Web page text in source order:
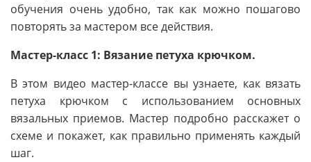
обучения очень удобно, так как можно пошагово
повторять за мастером все действия.
Мастер-класс 1: Вязание петуха крючком.
В этом видео мастер-классе вы узнаете, как вязать
петуха крючком с использованием основных
вязальных приемов. Мастер подробно расскажет о
схеме и покажет, как правильно применять каждый
шаг.